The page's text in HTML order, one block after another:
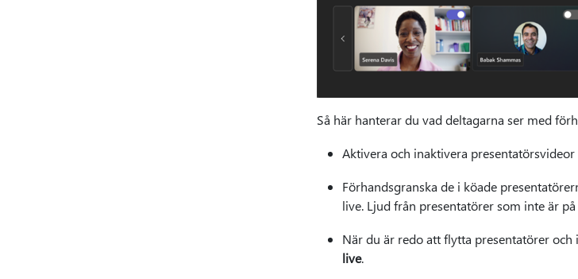
Så här hanterar du vad deltagarna ser med
Aktivera och inaktivera
Förhandsgranska de i köade
live. Ljud från presentatörer som inte är
När du är redo att flytta presentatörer och
live.